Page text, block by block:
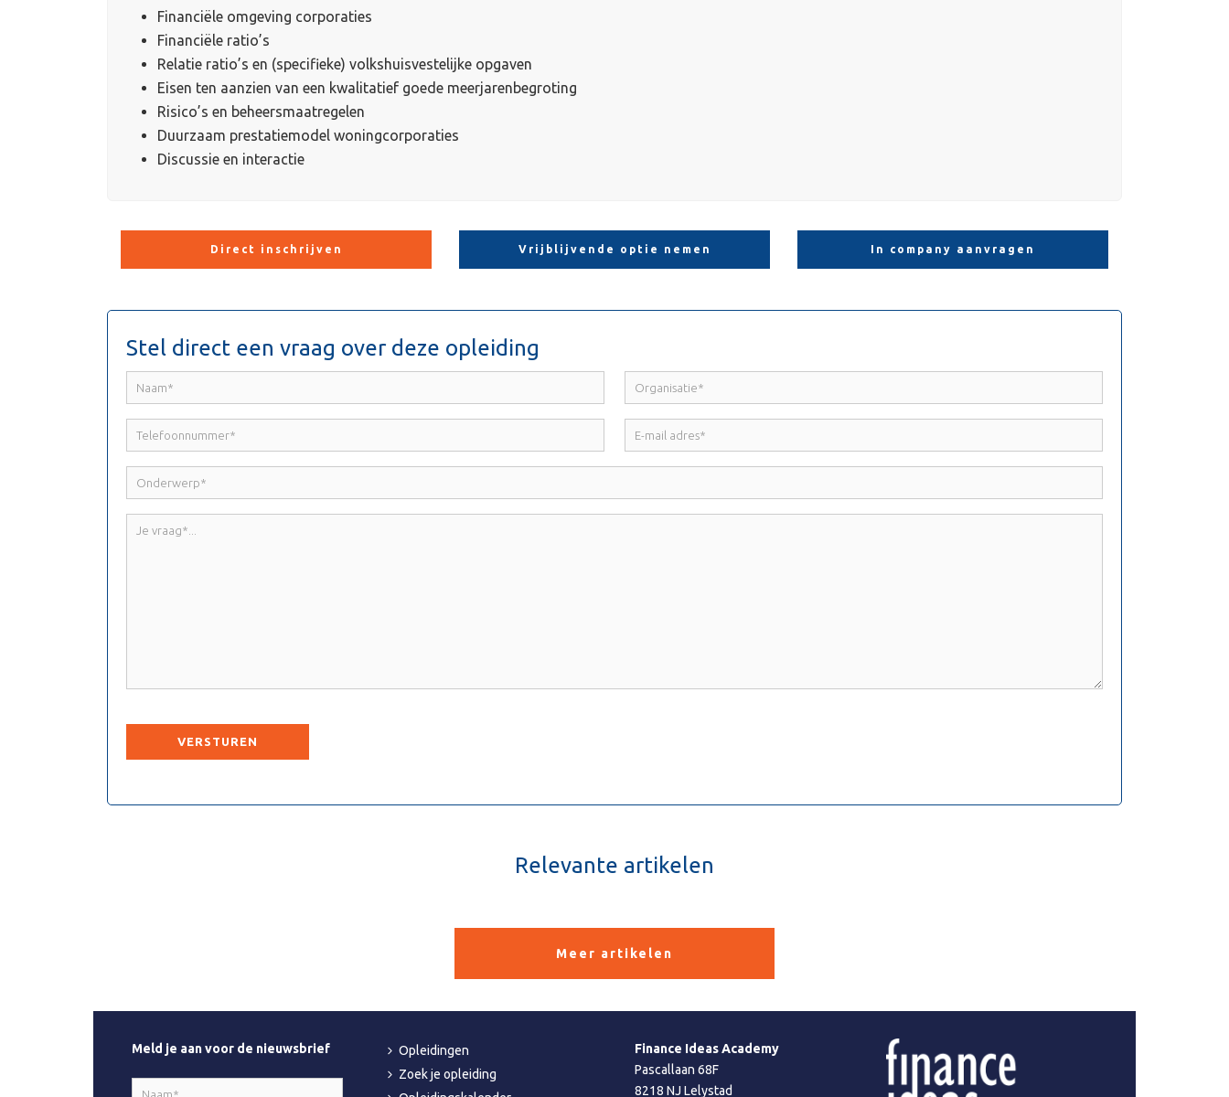
Financiële omgeving corporaties
Financiële ratio’s
Relatie ratio’s en (specifieke) volkshuisvestelijke opgaven
Eisen ten aanzien van een kwalitatief goede meerjarenbegroting
Risico’s en beheersmaatregelen
Duurzaam prestatiemodel woningcorporaties
Discussie en interactie
Direct inschrijven Vrijblijvende optie nemen In company aanvragen
Stel direct een vraag over deze opleiding
Naam
*
Organisatie
*
Telefoonnummer
*
E-
mail
*
Onderwerp
*
Je
Relevante artikelen
Meer artikelen
Meld je aan voor de nieuwsbrief
Naam
Opleidingen
Zoek je opleiding
Finance Ideas Academy
Pascallaan 68F
8218 NJ Lelystad